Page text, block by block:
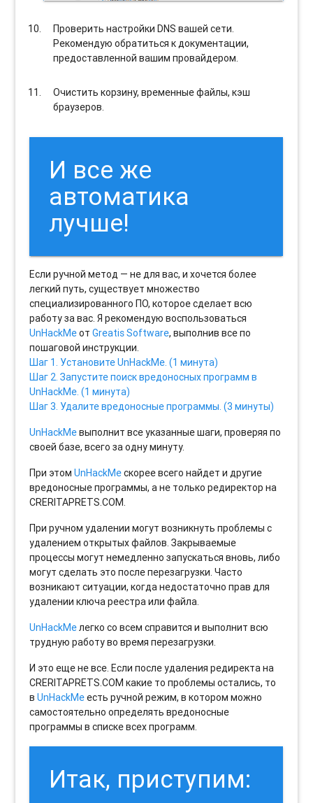
Проверить настройки DNS вашей сети.
Рекомендую обратиться к документации,
предоставленной вашим провайдером.
Очистить корзину, временные файлы, кэш
браузеров.
И все же
автоматика
лучше!
Если ручной метод — не для вас, и хочется более
легкий путь, существует множество
специализированного ПО, которое сделает всю
работу за вас. Я рекомендую воспользоваться
UnHackMeотGreatis Software, выполнив все по
пошаговой инструкции.
Шаг 1. Установите UnHackMe. (1 минута)
Шаг 2. Запустите поиск вредоносных программ в
UnHackMe. (1 минута)
Шаг 3. Удалите вредоносные программы. (3 минуты)
UnHackMeвыполнит все указанные шаги, проверяя по
своей базе, всего за одну минуту.
При этомUnHackMeскорее всего найдет и другие
вредоносные программы, а не только редиректор на
CRERITAPRETS.COM.
При ручном удалении могут возникнуть проблемы с
удалением открытых файлов. Закрываемые
процессы могут немедленно запускаться вновь, либо
могут сделать это после перезагрузки. Часто
возникают ситуации, когда недостаточно прав для
удалении ключа реестра или файла.
UnHackMeлегко со всем справится и выполнит всю
трудную работу во время перезагрузки.
И это еще не все. Если после удаления редиректа на
CRERITAPRETS.COM какие то проблемы остались, то
вUnHackMeесть ручной режим, в котором можно
самостоятельно определять вредоносные
программы в списке всех программ.
Итак, приступим: